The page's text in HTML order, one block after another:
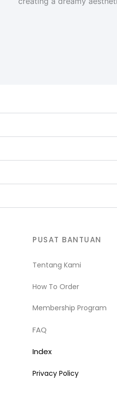
PUSAT BANTUAN
Tentang Kami
How To Order
Membership Program
FAQ
Index
Privacy Policy